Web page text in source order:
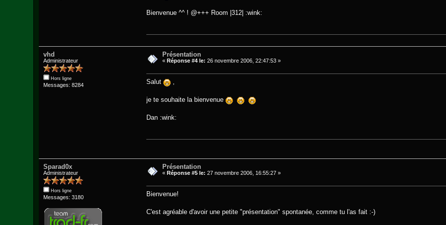
Bienvenue ^^ ! @+++ Room |312| :wink:
vhd
Administrateur
Hors ligne
Messages: 8284
Présentation
«Réponse #4 le: 26 novembre 2006, 22:47:53 »
Salut ,
je te souhaite la bienvenue
Dan :wink:
Sparad0x
Administrateur
Hors ligne
Messages: 3180
Présentation
« Réponse #5 le: 27 novembre 2006, 16:55:27 »
Bienvenue!
C'est agréable d'avoir une petite "présentation" spontanée, comme tu l'as fait :-)